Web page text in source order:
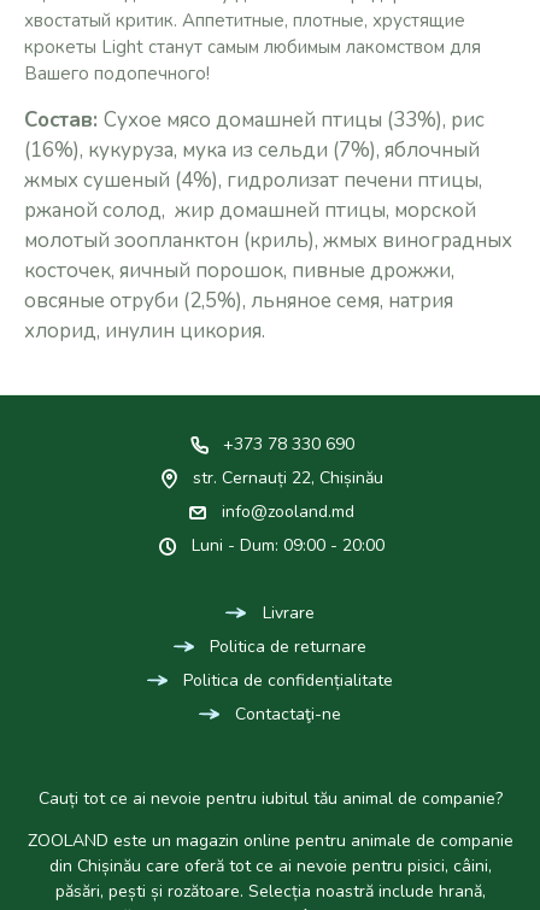
хвостатый критик. Аппетитные, плотные, хрустящие
крокеты Light станут самым любимым лакомством для
Вашего подопечного!
Состав: Сухое мясо домашней птицы (33%), рис
(16%), кукуруза, мука из сельди (7%), яблочный
жмых сушеный (4%), гидролизат печени птицы,
ржаной солод, жир домашней птицы, морской
молотый зоопланктон (криль), жмых виноградных
косточек, яичный порошок, пивные дрожжи,
овсяные отруби (2,5%), льняное семя, натрия
хлорид, инулин цикория.
+373 78 330 690
str. Cernauți 22, Chișinău
info@zooland.md
Luni - Dum: 09:00 - 20:00
Livrare
Politica de returnare
Politica de confidențialitate
Contactaţi-ne
Cauți tot ce ai nevoie pentru iubitul tău animal de companie?
ZOOLAND este un magazin online pentru animale de companie
din Chișinău care oferă tot ce ai nevoie pentru pisici, câini,
păsări, pești și rozătoare. Selecția noastră include hrană,